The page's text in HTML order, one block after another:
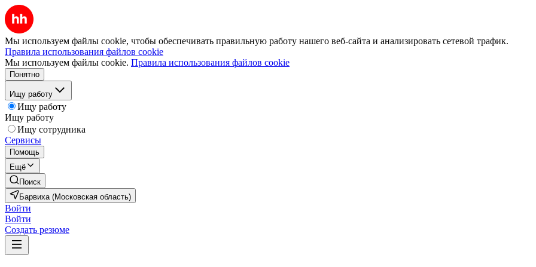
Мы используем файлы cookie, чтобы обеспечивать правильную работу нашего веб-сайта и анализировать сетевой трафик.
Правила использования файлов cookie
Мы используем файлы cookie. Правила использования файлов cookie
Понятно
Ищу работу
Ищу работу
Ищу работу
Ищу сотрудника
Сервисы
Помощь
Ещё
Поиск
Барвиха (Московская область)
Войти
Войти
Создать резюме